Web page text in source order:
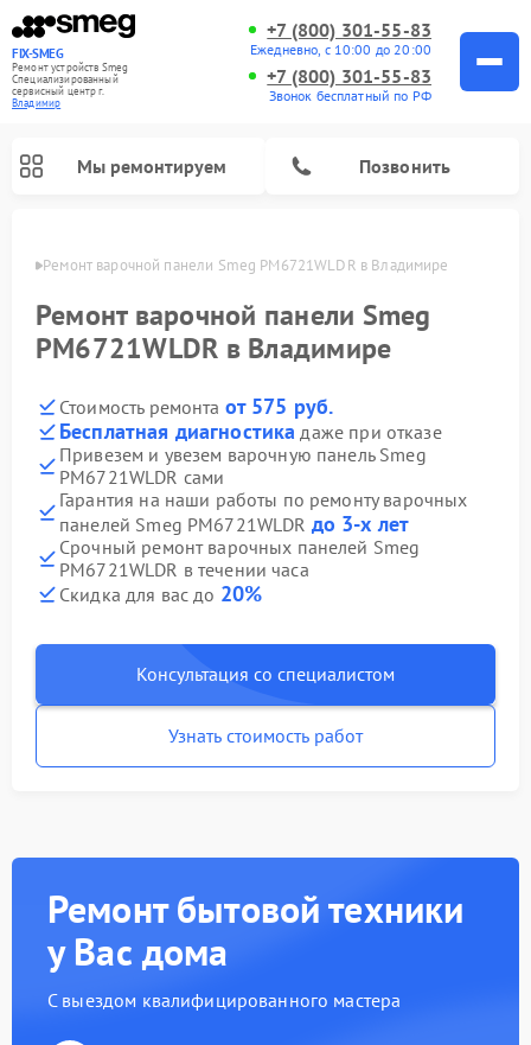
FIX-SMEG
Ремонт устройств Smeg
Специализированный
cервисный центр г.
Владимир
+7 (800) 301-55-83
Ежедневно, с 10:00 до 20:00
+7 (800) 301-55-83
Звонок бесплатный по РФ
Мы ремонтируем Позвонить
Ремонт варочной панели Smeg PM6721WLDR в Владимире
Ремонт варочной панели Smeg
PM6721WLDR в Владимире
Стоимость ремонта от 575 руб.
Бесплатная диагностика даже при отказе
Привезем и увезем варочную панель Smeg
PM6721WLDR сами
Гарантия на наши работы по ремонту варочных
панелей Smeg PM6721WLDR до 3-х лет
Срочный ремонт варочных панелей Smeg
PM6721WLDR в течении часа
Скидка для вас до 20%
Консультация со специалистом
Узнать стоимость работ
Ремонт бытовой техники
у Вас дома
С выездом квалифицированного мастера